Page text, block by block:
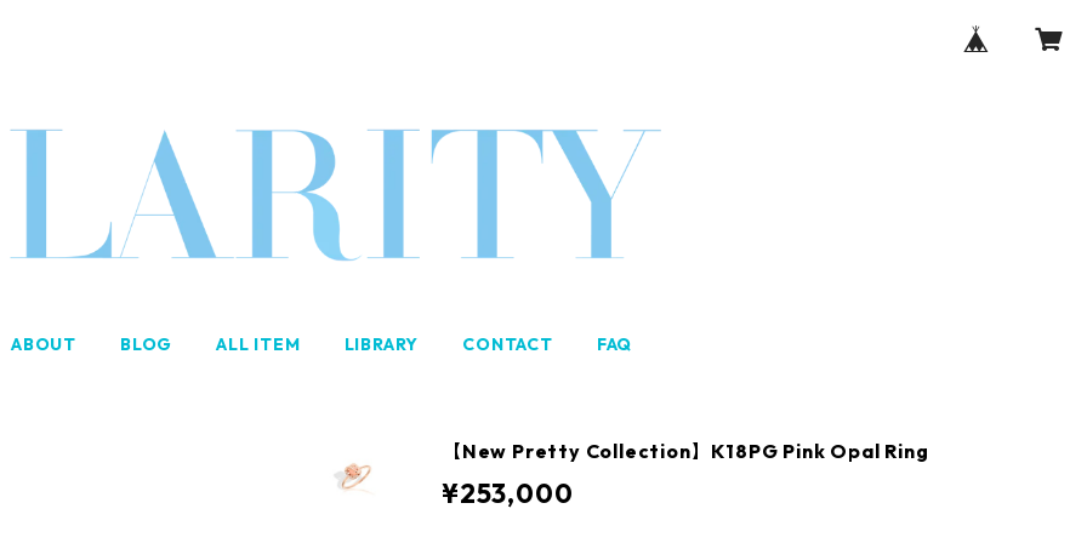
ABOUT BLOG ALL ITEM LIBRARY CONTACT FAQ
【New Pretty Collection】K18PG Pink Opal Ring
¥253,000